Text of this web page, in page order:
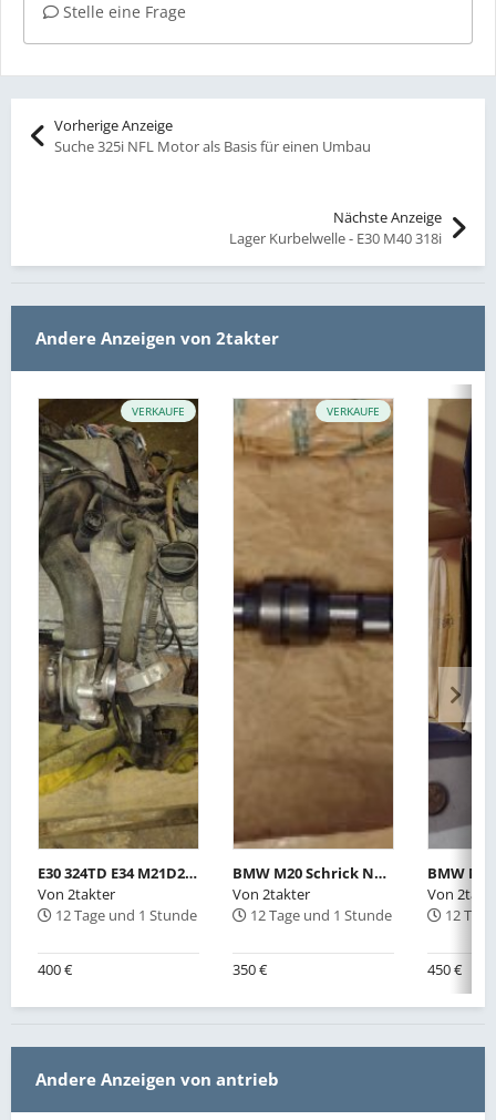
Stelle eine Frage
Vorherige Anzeige
Suche 325i NFL Motor als Basis für einen Umbau
Nächste Anzeige
Lager Kurbelwelle - E30 M40 318i
Andere Anzeigen von 2takter
VERKAUFE
E30 324TD E34 M21D24 Motor Scheunenfund komplett
Von 2takter
12 Tage und 1 Stunde
400 €
VERKAUFE
BMW M20 Schrick Nockenwelle 288° neu
Von 2takter
12 Tage und 1 Stunde
350 €
Von
12
450 €
Andere Anzeigen von antrieb